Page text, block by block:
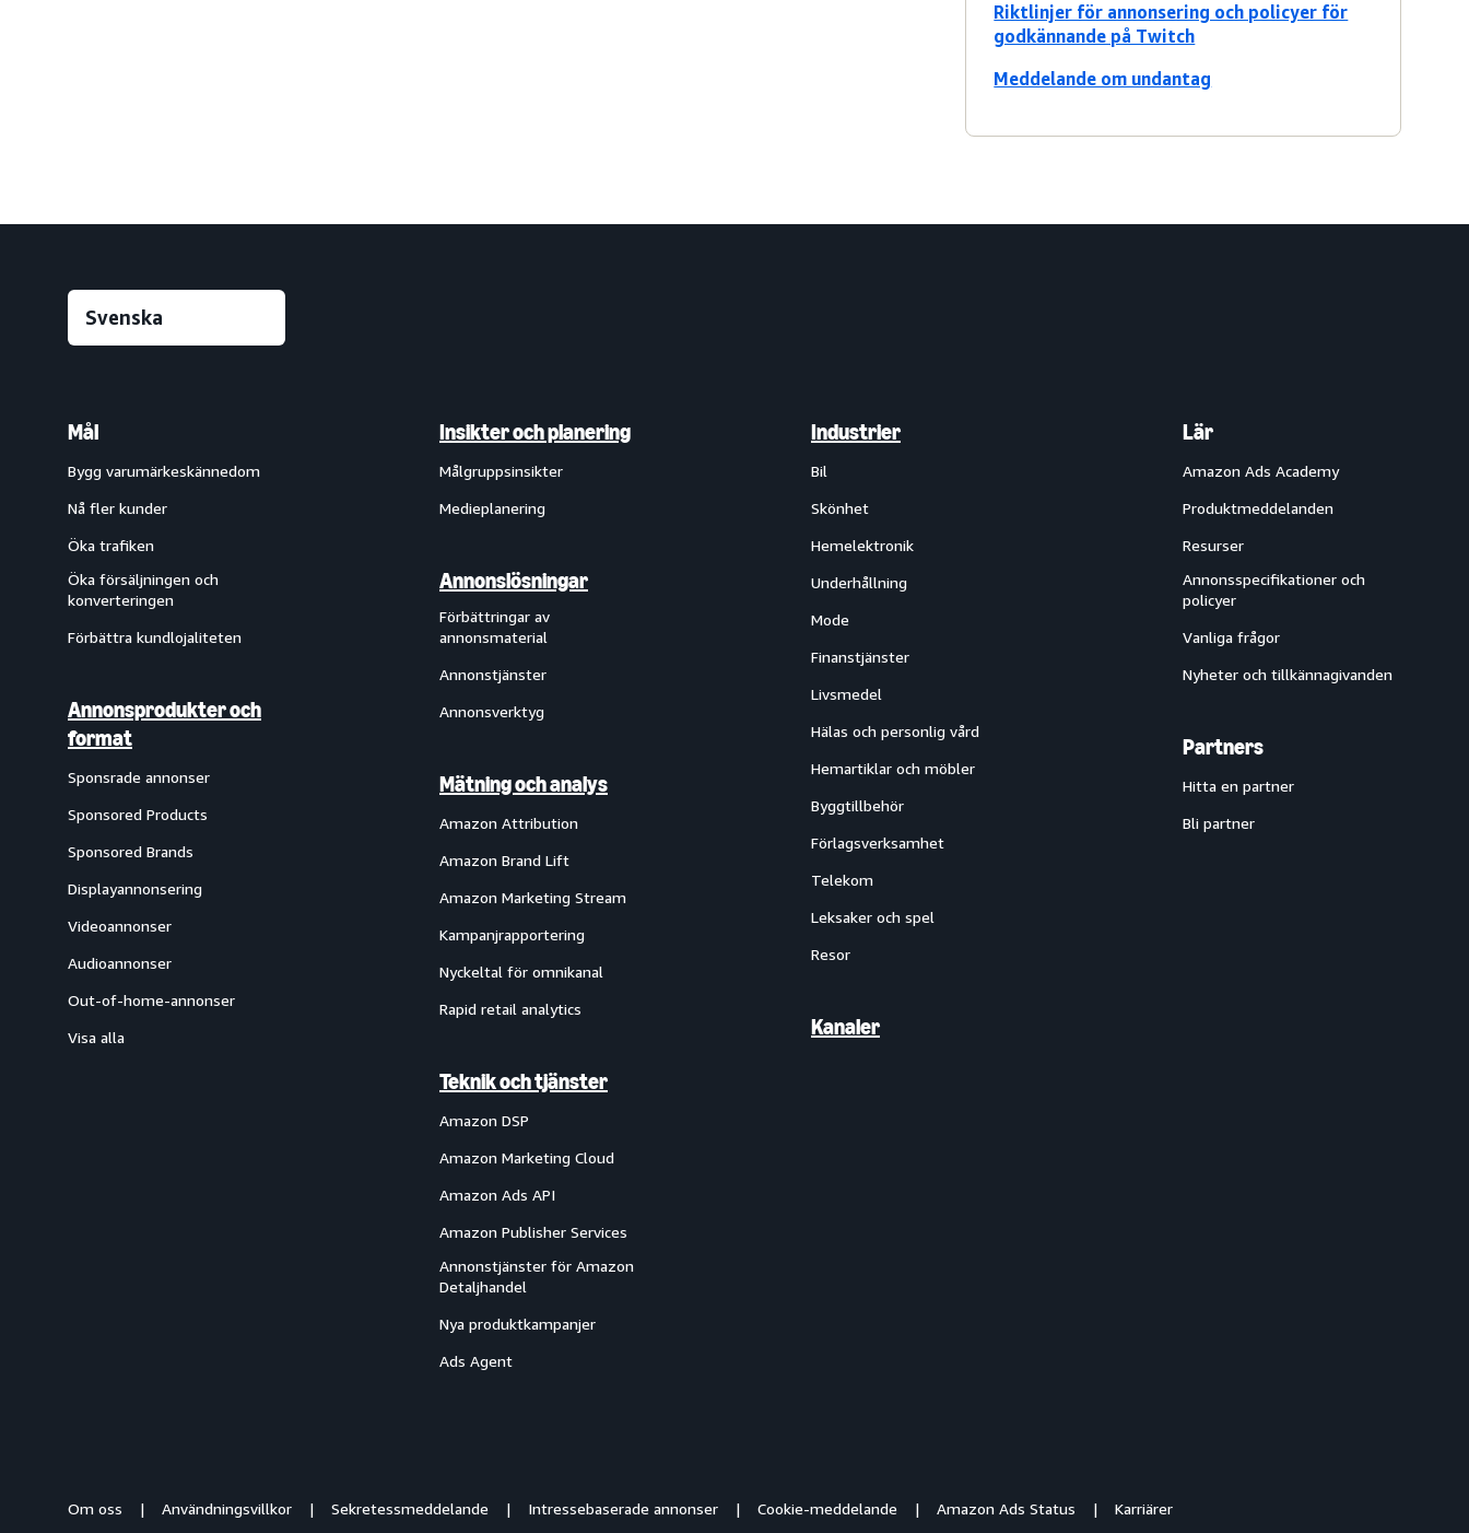
Riktlinjer för annonsering och policyer för
godkännande på Twitch
Meddelande om undantag
Mål
Bygg varumärkeskännedom
Nå fler kunder
Öka trafiken
Öka försäljningen och
konverteringen
Förbättra kundlojaliteten
Annonsprodukter och
format
Sponsrade annonser
Sponsored Products
Sponsored Brands
Displayannonsering
Videoannonser
Audioannonser
Out-of-home-annonser
Visa alla
Insikter och planering
Målgruppsinsikter
Medieplanering
Annonslösningar
Förbättringar av
annonsmaterial
Annonstjänster
Annonsverktyg
Mätning och analys
Amazon Attribution
Amazon Brand Lift
Amazon Marketing Stream
Kampanjrapportering
Nyckeltal för omnikanal
Rapid retail analytics
Teknik och tjänster
Amazon DSP
Amazon Marketing Cloud
Amazon Ads API
Amazon Publisher Services
Annonstjänster för Amazon
Detaljhandel
Nya produktkampanjer
Ads Agent
Industrier
Bil
Skönhet
Hemelektronik
Underhållning
Mode
Finanstjänster
Livsmedel
Hälas och personlig vård
Hemartiklar och möbler
Byggtillbehör
Förlagsverksamhet
Telekom
Leksaker och spel
Resor
Kanaler
Lär
Amazon Ads Academy
Produktmeddelanden
Resurser
Annonsspecifikationer och
policyer
Vanliga frågor
Nyheter och tillkännagivanden
Partners
Hitta en partner
Bli partner
Om oss Användningsvillkor Sekretessmeddelande Intressebaserade annonser Cookie-meddelande Amazon Ads Status Karriärer